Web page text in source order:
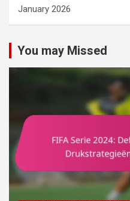
January 2026
You may Missed